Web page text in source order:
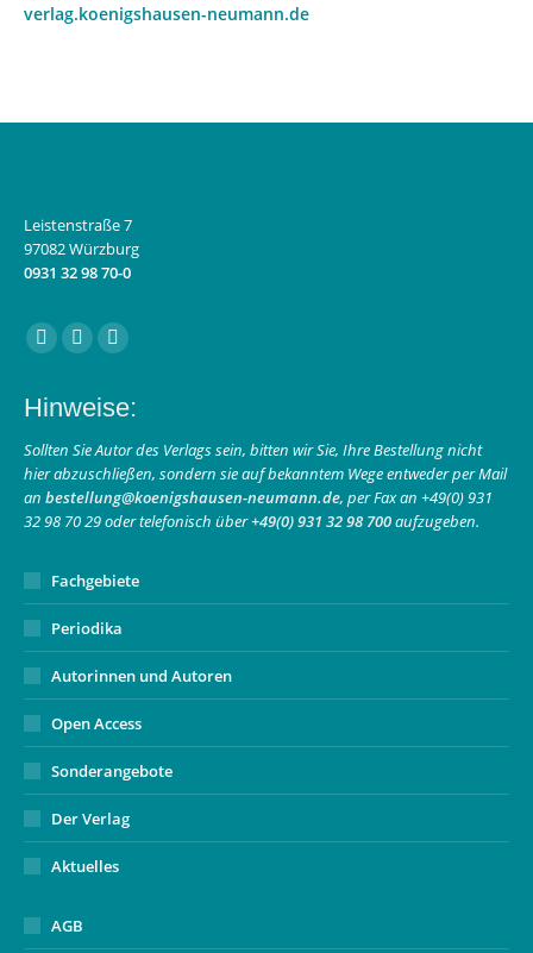
verlag.koenigshausen-neumann.de
Leistenstraße 7
97082 Würzburg
0931 32 98 70-0
Finden Sie uns auf:
Facebook
opens
in
new
window
Instagram
opens
in
new
window
E-
page
opens
in
new
window
Hinweise:
Sollten Sie Autor des Verlags sein, bitten wir Sie, Ihre Bestellung nicht
hier abzuschließen, sondern sie auf bekanntem Wege entweder per Mail
an bestellung@koenigshausen-neumann.de, per Fax an +49(0) 931
32 98 70 29 oder telefonisch über+49(0) 931 32 98 700aufzugeben.
Fachgebiete
Periodika
Autorinnen und Autoren
Open Access
Sonderangebote
Der Verlag
Aktuelles
AGB